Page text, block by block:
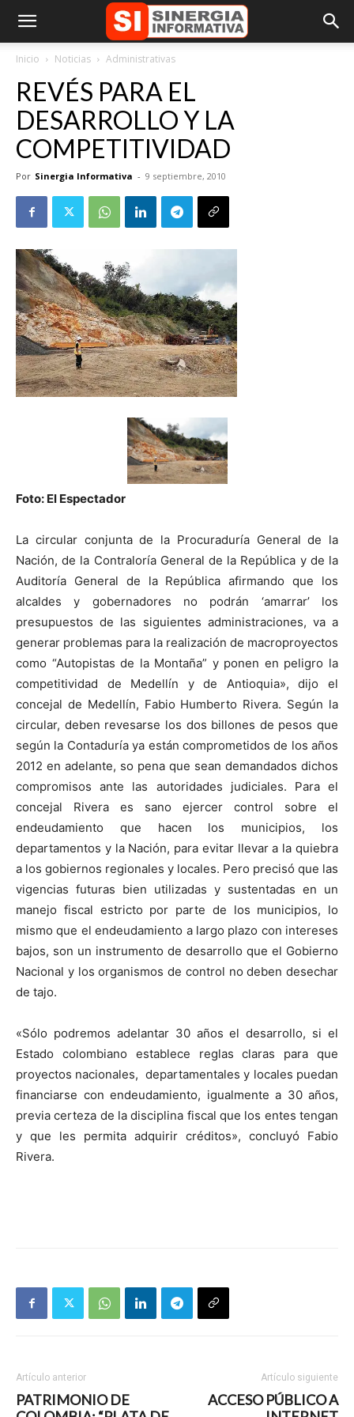
Inicio Noticias Administrativas
REVÉS PARA EL
DESARROLLO Y LA
COMPETITIVIDAD
Por Sinergia Informativa - 9 septiembre, 2010
Foto: El Espectador
La circular conjunta de la Procuraduría General de la
Nación, de la Contraloría General de la República y de la
Auditoría General de la República afirmando que los
alcaldes y gobernadores no podrán ‘amarrar’ los
presupuestos de las siguientes administraciones, va a
generar problemas para la realización de macroproyectos
como “Autopistas de la Montaña” y ponen en peligro la
competitividad de Medellín y de Antioquia», dijo el
concejal de Medellín, Fabio Humberto Rivera. Según la
circular, deben revesarse los dos billones de pesos que
según la Contaduría ya están comprometidos de los años
2012 en adelante, so pena que sean demandados dichos
compromisos ante las autoridades judiciales. Para el
concejal Rivera es sano ejercer control sobre el
endeudamiento que hacen los municipios, los
departamentos y la Nación, para evitar llevar a la quiebra
a los gobiernos regionales y locales. Pero precisó que las
vigencias futuras bien utilizadas y sustentadas en un
manejo fiscal estricto por parte de los municipios, lo
mismo que el endeudamiento a largo plazo con intereses
bajos, son un instrumento de desarrollo que el Gobierno
Nacional y los organismos de control no deben desechar
de tajo.
«Sólo podremos adelantar 30 años el desarrollo, si el
Estado colombiano establece reglas claras para que
proyectos nacionales, departamentales y locales puedan
financiarse con endeudamiento, igualmente a 30 años,
previa certeza de la disciplina fiscal que los entes tengan
y que les permita adquirir créditos», concluyó Fabio
Rivera.
Artículo anterior
PATRIMONIO DE
Artículo siguiente
ACCESO PÚBLICO A